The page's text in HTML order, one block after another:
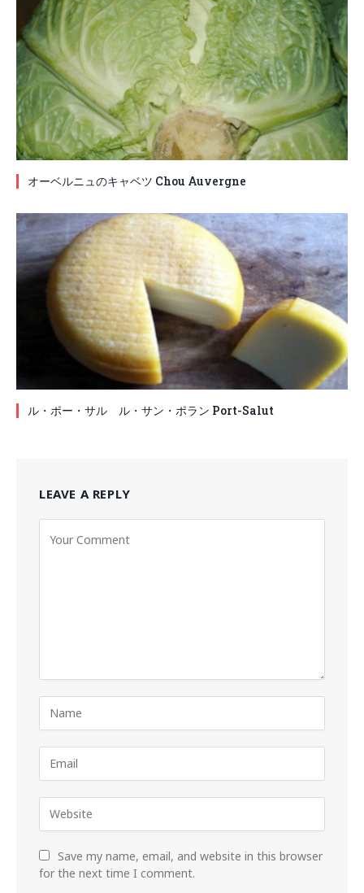
オーベルニュのキャベツ Chou Auvergne
ル・ポー・サル ル・サン・ポラン Port-Salut
LEAVE A REPLY
Save my name, email, and website in this browser
for the next time I comment.